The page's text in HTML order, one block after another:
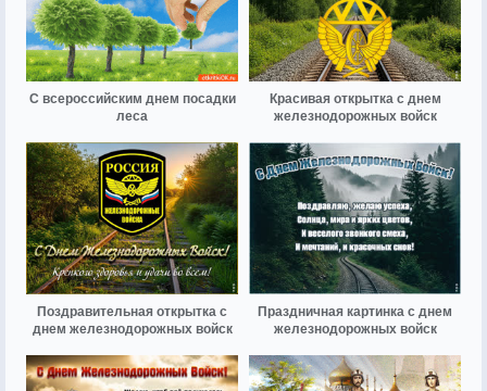
С всероссийским днем посадки
леса
Красивая открытка с днем
железнодорожных войск
Поздравительная открытка с
днем железнодорожных войск
Праздничная картинка с днем
железнодорожных войск